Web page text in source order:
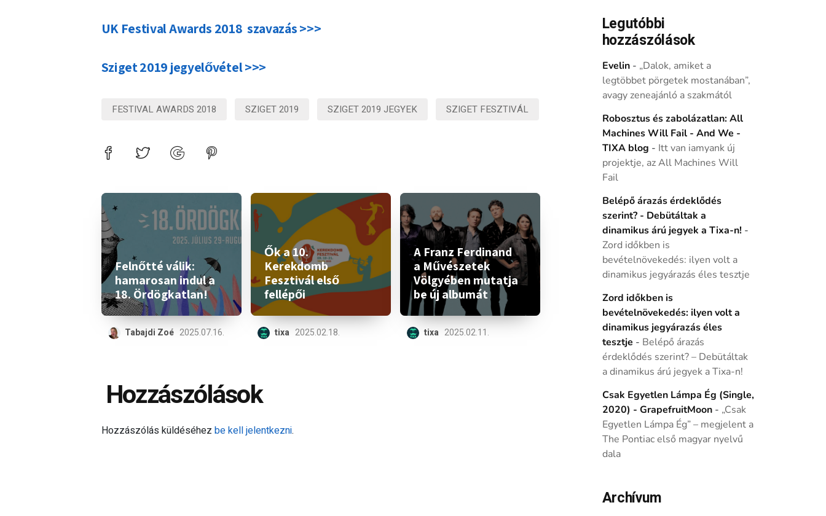
UK Festival Awards 2018 szavazás >>>
Sziget 2019 jegyelővétel >>>
FESTIVAL AWARDS 2018 SZIGET 2019 SZIGET 2019 JEGYEK SZIGET FESZTIVÁL
Felnőtté válik:
hamarosan indul a
18. Ördögkatlan!
Tabajdi Zoé 2025.07.16.
Ők a 10.
Kerekdomb
Fesztivál első
fellépői
tixa 2025.02.18.
A Franz Ferdinand
a Művészetek
Völgyében mutatja
be új albumát
tixa 2025.02.11.
Hozzászólások
Hozzászólás küldéséhez be kell jelentkezni.
Legutóbbi
hozzászólások
Evelin- „Dalok, amiket a
legtöbbet pörgetek mostanában”,
avagy zeneajánló a szakmától
Robosztus és zabolázatlan: All
Machines Will Fail - And We -
TIXA blog - Itt van iamyank új
projektje, az All Machines Will
Fail
Belépő árazás érdeklődés
szerint? - Debütáltak a
dinamikus árú jegyek a Tixa-n! -
Zord időkben is
bevételnövekedés: ilyen volt a
dinamikus jegyárazás éles tesztje
Zord időkben is
bevételnövekedés: ilyen volt a
dinamikus jegyárazás éles
tesztje - Belépő árazás
érdeklődés szerint? – Debütáltak
a dinamikus árú jegyek a Tixa-n!
Csak Egyetlen Lámpa Ég (Single,
2020) - GrapefruitMoon- „Csak
Egyetlen Lámpa Ég” – megjelent a
The Pontiac első magyar nyelvű
dala
Archívum